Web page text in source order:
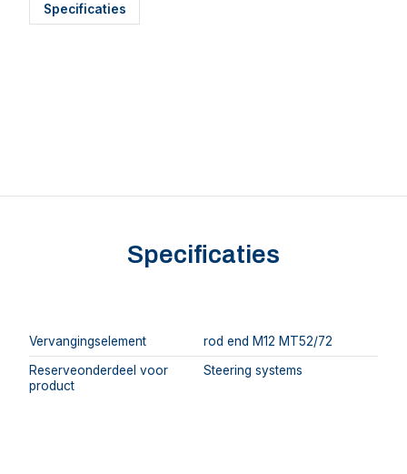
Specificaties
Specificaties
Vervangingselement
rod end M12 MT52/72
Reserveonderdeel voor
product
Steering systems